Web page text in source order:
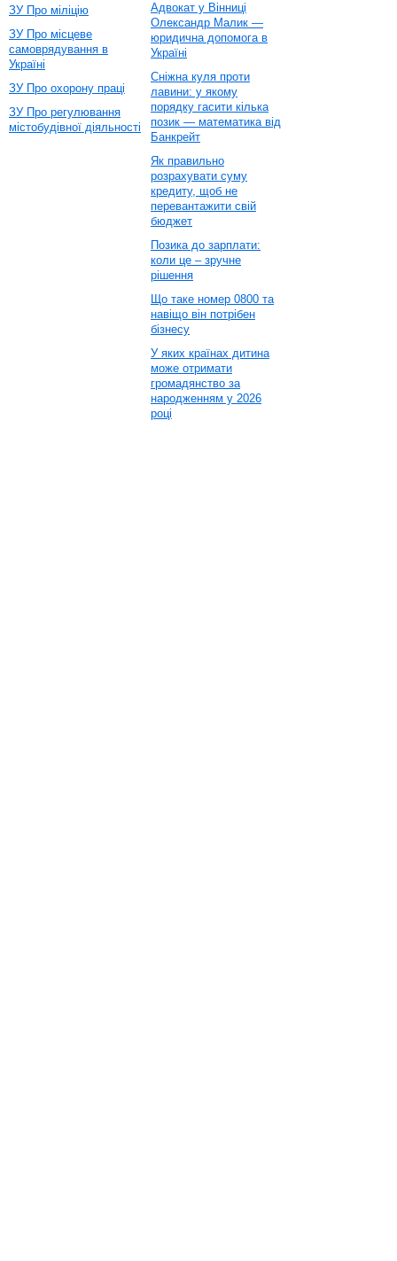
ЗУ Про міліцію
ЗУ Про місцеве
самоврядування в
Україні
ЗУ Про охорону праці
ЗУ Про регулювання
містобудівної діяльності
Адвокат у Вінниці
Олександр Малик —
юридична допомога в
Україні
Сніжна куля проти
лавини: у якому
порядку гасити кілька
позик — математика від
Банкрейт
Як правильно
розрахувати суму
кредиту, щоб не
перевантажити свій
бюджет
Позика до зарплати:
коли це – зручне
рішення
Що таке номер 0800 та
навіщо він потрібен
бізнесу
У яких країнах дитина
може отримати
громадянство за
народженням у 2026
році